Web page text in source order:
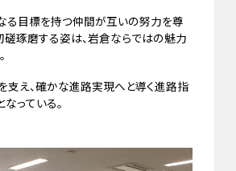
る目標を持つ仲間が互いの努力を尊
琢磨する姿は、岩倉ならではの魅力
支え、確かな進路実現へと導く進路指
っている。